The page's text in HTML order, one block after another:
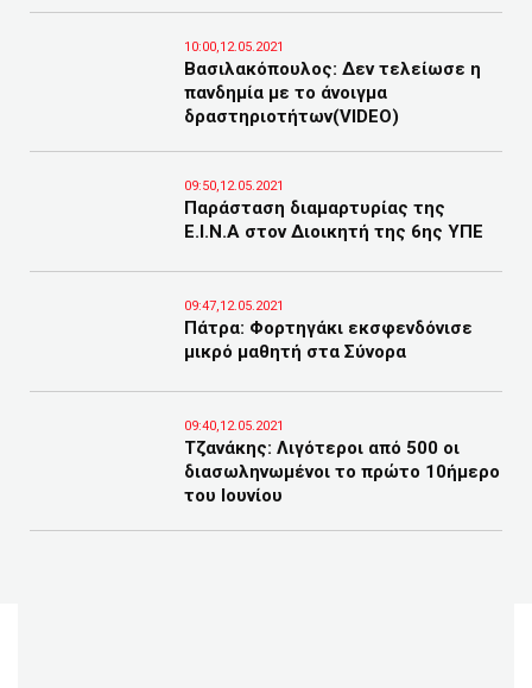
10:00,12.05.2021
Βασιλακόπουλος: Δεν τελείωσε η
πανδημία με το άνοιγμα
δραστηριοτήτων(VIDEO)
09:50,12.05.2021
Παράσταση διαμαρτυρίας της
Ε.Ι.Ν.Α στον Διοικητή της 6ης ΥΠΕ
09:47,12.05.2021
Πάτρα: Φορτηγάκι εκσφενδόνισε
μικρό μαθητή στα Σύνορα
09:40,12.05.2021
Τζανάκης: Λιγότεροι από 500 οι
διασωληνωμένοι το πρώτο 10ήμερο
του Ιουνίου